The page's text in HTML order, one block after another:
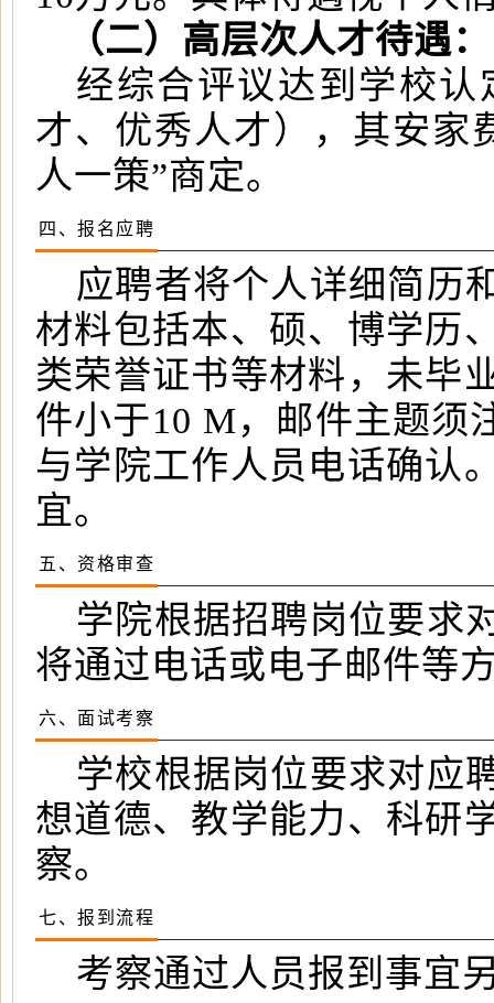
（二）高层次人才待遇：
经综合评议达到学校
才、优秀人才），其安家
人一策”商定。
四、报名应聘
应聘者将个人详细简历
材料包括本、硕、博学历
类荣誉证书等材料，未毕
件小于10 M，邮件主题须
与学院工作人员电话确认
宜。
五、资格审查
学院根据招聘岗位要求
将通过电话或电子邮件等
六、面试考察
学校根据岗位要求对应
想道德、教学能力、科研
察。
七、报到流程
考察通过人员报到事宜